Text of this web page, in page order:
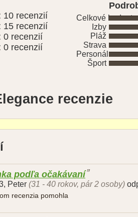
10 recenzií
15 recenzií
0 recenzií
0 recenzií
Celkové
Izby
Pláž
Strava
Personál
Šport
recenzie
podľa očakávaní
, Peter (31 - 40 rokov, pár 2 osoby)
recenzia pomohla